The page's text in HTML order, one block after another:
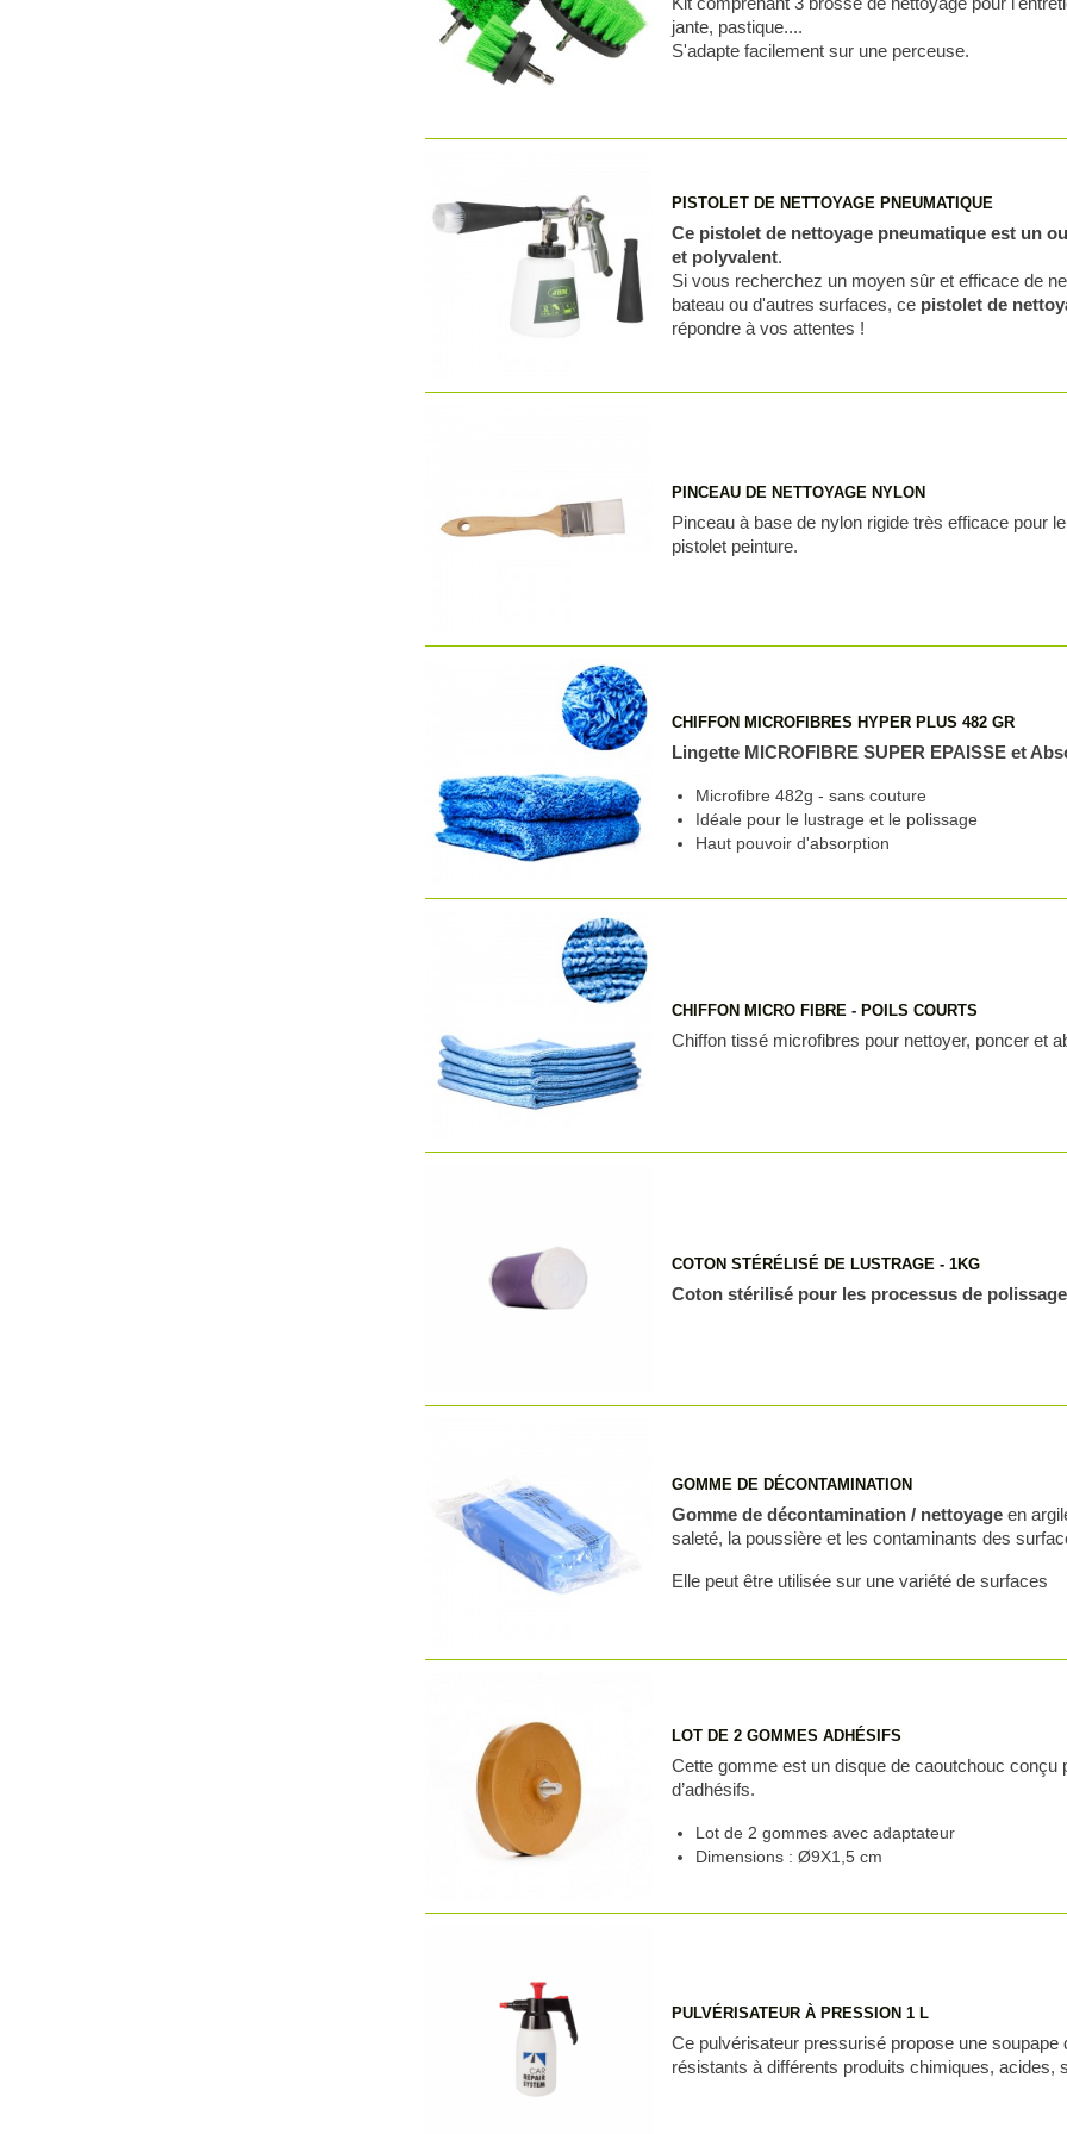
jante, pastique....
S'adapte facilement sur une perceuse.
PISTOLET DE NETTOYAGE PNEUMATIQUE
Ce pistolet de nettoyage pneumatique est un
et polyvalent.
Si vous recherchez un moyen sûr et efficace de
bateau ou d'autres surfaces, ce pistolet de
répondre à vos attentes !
PINCEAU DE NETTOYAGE NYLON
Pinceau à base de nylon rigide très efficace pour
pistolet peinture.
CHIFFON MICROFIBRES HYPER PLUS 482 GR
Lingette MICROFIBRE SUPER EPAISSE et
Microfibre 482g - sans couture
Idéale pour le lustrage et le polissage
Haut pouvoir d'absorption
CHIFFON MICRO FIBRE - POILS COURTS
Chiffon tissé microfibres pour nettoyer, poncer et
COTON STÉRÉLISÉ DE LUSTRAGE - 1KG
Coton stérilisé pour les processus de
GOMME DE DÉCONTAMINATION
Gomme de décontamination / nettoyage en
saleté, la poussière et les contaminants des
Elle peut être utilisée sur une variété de surfaces
LOT DE 2 GOMMES ADHÉSIFS
Cette gomme est un disque de caoutchouc conçu
d’adhésifs.
Lot de 2 gommes avec adaptateur
Dimensions : Ø9X1,5 cm
PULVÉRISATEUR À PRESSION 1 L
Ce pulvérisateur pressurisé propose une soupape
résistants à différents produits chimiques, acides,